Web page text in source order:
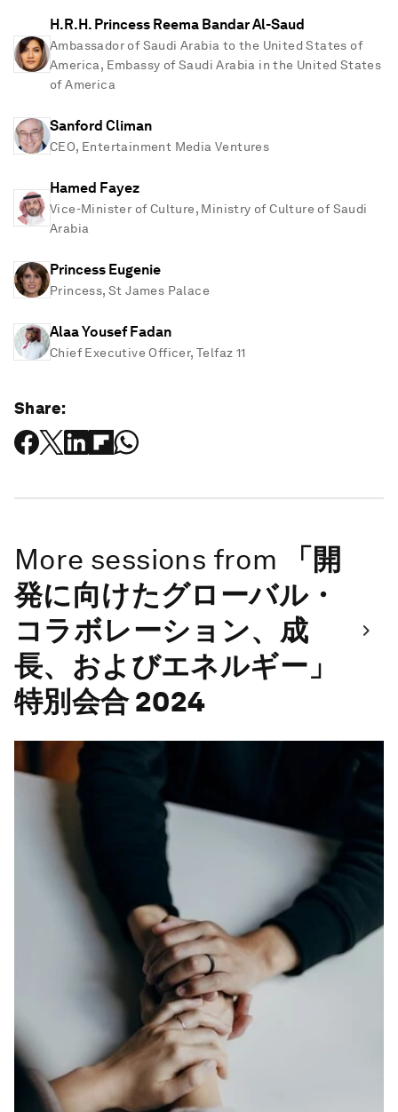
H.R.H. Princess Reema Bandar Al-Saud
Ambassador of Saudi Arabia to the United States of
America, Embassy of Saudi Arabia in the United States
of America
Sanford Climan
CEO, Entertainment Media Ventures
Hamed Fayez
Vice-Minister of Culture, Ministry of Culture of Saudi
Arabia
Princess Eugenie
Princess, St James Palace
Alaa Yousef Fadan
Chief Executive Officer, Telfaz 11
Share:
More sessions from
「開
発に向けたグローバル・
コラボレーション、成
長、およびエネルギー」
特別会合 2024